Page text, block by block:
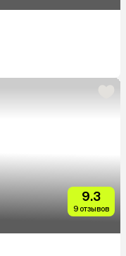
9.3
9 отзывов